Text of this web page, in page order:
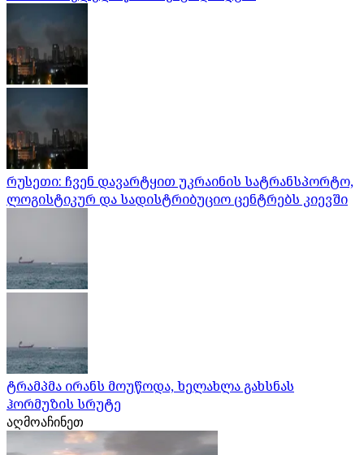
რუსეთი: ჩვენ დავარტყით უკრაინის სატრანსპორტო,
ლოგისტიკურ და სადისტრიბუციო ცენტრებს კიევში
ტრამპმა ირანს მოუწოდა, ხელახლა გახსნას
ჰორმუზის სრუტე
აღმოაჩინეთ